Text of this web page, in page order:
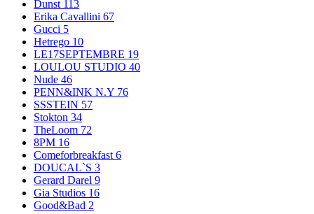
Dunst 113
Erika Cavallini 67
Gucci 5
Hetrego 10
LE17SEPTEMBRE 19
LOULOU STUDIO 40
Nude 46
PENN&INK N.Y 76
SSSTEIN 57
Stokton 34
TheLoom 72
8PM 16
Comeforbreakfast 6
DOUCAL`S 3
Gerard Darel 9
Gia Studios 16
Good&Bad 2